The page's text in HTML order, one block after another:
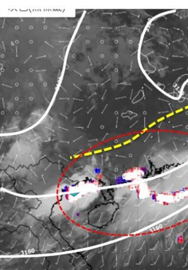
楊紫瓊嗨慶64歲生日 豪門尪曬接吻照
郁政對獅表現不及格 葉君璋說重話
棄高薪顧自閉雙胞兒 單親父仍遭嗆教不
專家斷言國巨「只跌一半」500元非底
灣彩券開獎直播中 20:31
三立+24小時直播 15:27
立iNEWS新聞台線上直播 18:00
彩父親節推新刮刮樂千萬頭獎超「爸
場戰國來臨 台中「頂奢大道」逐漸